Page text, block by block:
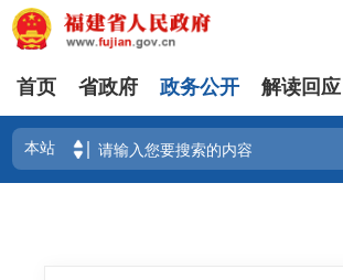
首页 省政府 政务公开 解读回应